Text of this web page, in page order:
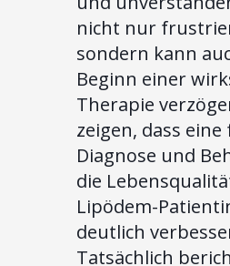
nicht nur
sondern kann
Beginn einer
Therapie
zeigen, dass
Diagnose und
die
Lipödem-
deutlich
Tatsächlich